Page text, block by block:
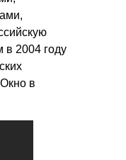
в 2004 году
в